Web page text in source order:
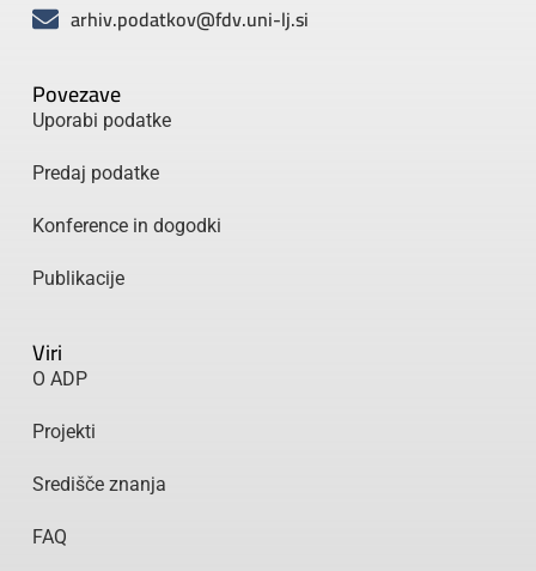
Povezave
Uporabi podatke
Predaj podatke
Konference in dogodki
Publikacije
Viri
O ADP
Projekti
Središče znanja
FAQ
arhiv.podatkov@fdv.uni-lj.si